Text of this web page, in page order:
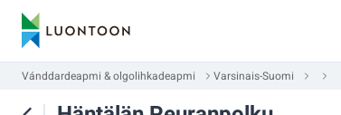
Vánddardeapmi & olgolihkadeapmi Varsinais-Suomi